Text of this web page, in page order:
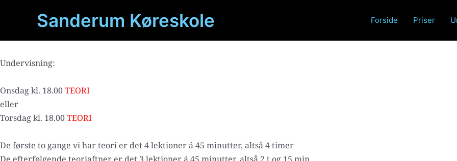
Sanderum Køreskole Forside Priser
Undervisning:
Onsdag kl. 18.00TEORI
eller
Torsdag kl. 18.00TEORI
De første to gange vi har teori er det 4 lektioner á 45 minutter, altså 4 timer